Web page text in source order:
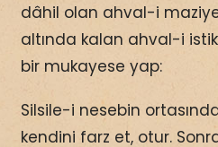
dâhil olan ahval-i
altında kalan ahval-i
bir mukayese yap:
Silsile-i nesebin
kendini farz et, otur.